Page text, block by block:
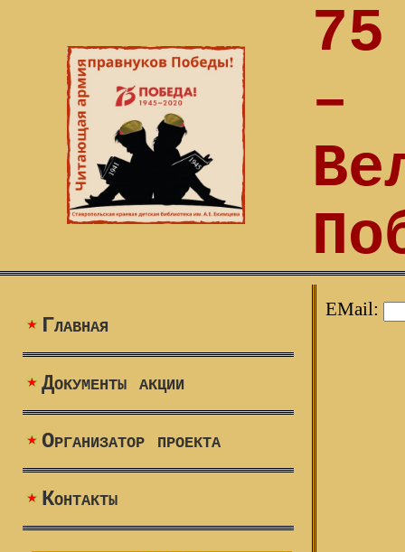
–
Главная
Документы акции
Организатор проекта
Контакты
EMail: